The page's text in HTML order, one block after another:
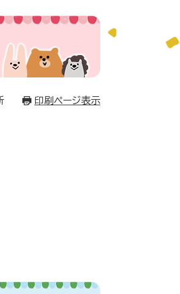
印刷ページ表示